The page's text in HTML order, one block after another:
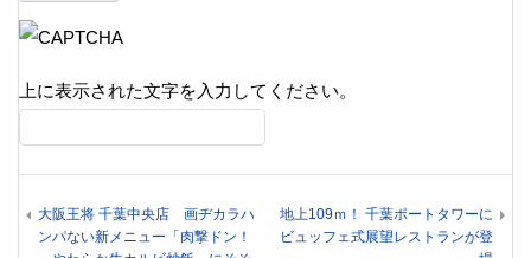
上に表示された文字を入力してください。
大阪王将 千葉中央店 画ヂカラハ
ンパない新メニュー「肉撃ドン！
地上109ｍ！ 千葉ポートタワーに
ビュッフェ式展望レストランが登